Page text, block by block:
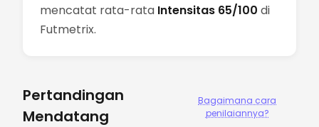
mencatat rata-rata Intensitas 65/100 di
Futmetrix.
Pertandingan
Mendatang
Bagaimana cara
penilaiannya?